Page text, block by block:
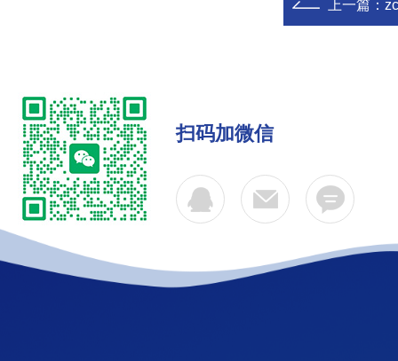
上一篇：
扫码加微信